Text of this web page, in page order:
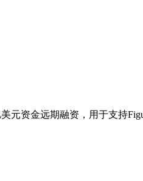
元资金远期融资，用于支持